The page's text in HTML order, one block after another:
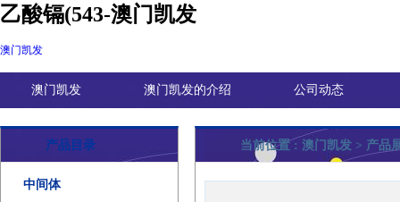
乙酸镉(543-澳门凯发
澳门凯发
澳门凯发 澳门凯发的介绍 公司动态
产品目录
中间体
当前位置 : 澳门凯发 > 产品